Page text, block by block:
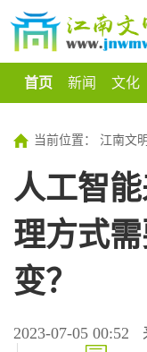
首页 新闻 文化
当前位置： 江南文
人工智
理方式
变？
2023-07-05 00:52